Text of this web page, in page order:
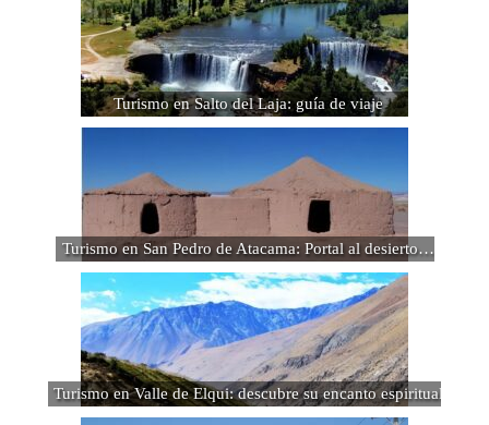
Turismo en Salto del Laja: guía de viaje
Turismo en San Pedro de Atacama: Portal al desierto…
Turismo en Valle de Elqui: descubre su encanto espiritual